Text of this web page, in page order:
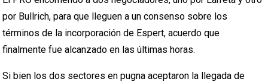
por Bullrich, para que lleguen a un consenso sobre los
términos de la incorporación de Espert, acuerdo que
finalmente fue alcanzado en las últimas horas.
Si bien los dos sectores en pugna aceptaron la llegada de